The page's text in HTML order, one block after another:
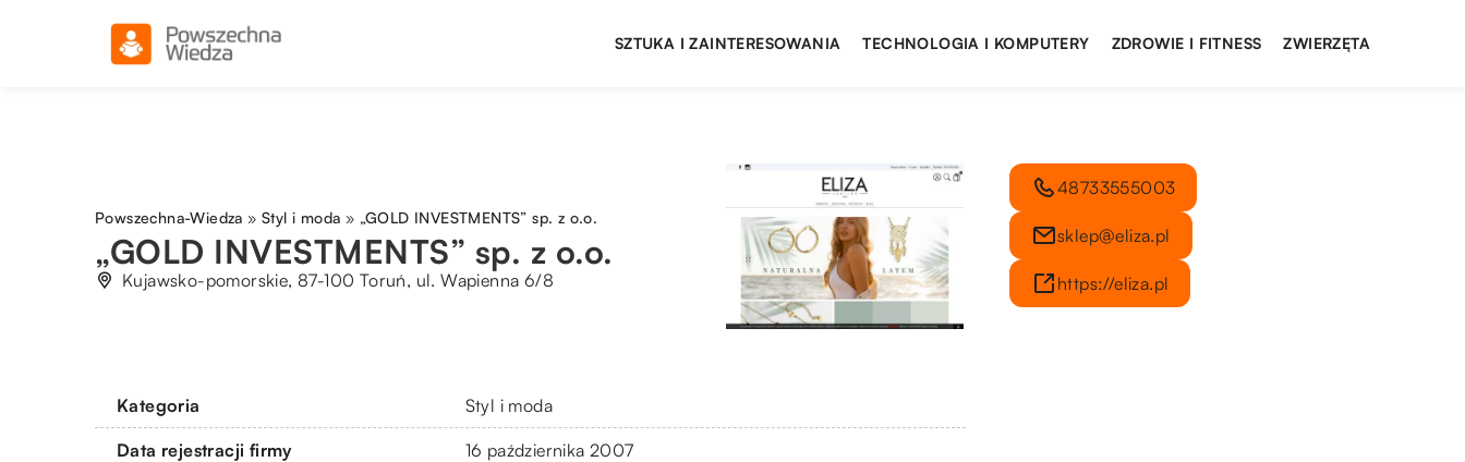
SZTUKA I ZAINTERESOWANIA TECHNOLOGIA I KOMPUTERY ZDROWIE I FITNESS ZWIERZĘTA
Powszechna-Wiedza »Styl i moda » „GOLD INVESTMENTS” sp. z o.o.
„GOLD INVESTMENTS” sp. z o.o.
Kujawsko-pomorskie, 87-100 Toruń, ul. Wapienna 6/8
Kategoria Styl i moda
Data rejestracji firmy 16 października 2007
48733555003
sklep@eliza.pl
https://eliza.pl